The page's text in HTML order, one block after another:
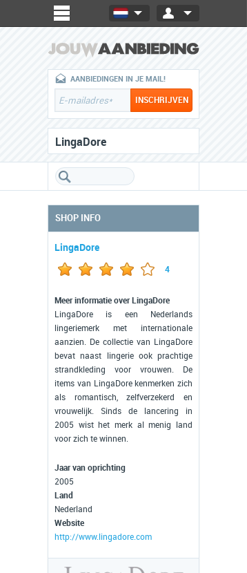
AANBIEDINGEN IN JE MAIL!
LingaDore
SHOP INFO
LingaDore
4
Meer informatie over LingaDore
LingaDore is een Nederlands
lingeriemerk met internationale
aanzien. De collectie van LingaDore
bevat naast lingerie ook prachtige
strandkleding voor vrouwen. De
items van LingaDore kenmerken zich
als romantisch, zelfverzekerd en
vrouwelijk. Sinds de lancering in
2005 wist het merk al menig land
voor zich te winnen.
Jaar van oprichting
2005
Land
Nederland
Website
http://www.lingadore.com